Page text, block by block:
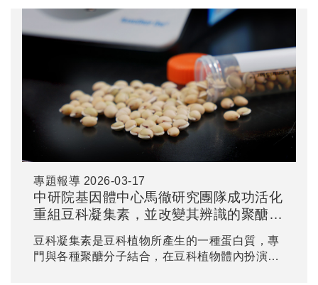
大學研究團隊，完成一項歷時20年的大規模關於
乳癌風險評估的人群研究，研究成果已於2026年
3月發佈於《美國國家科學院院刊》
（Proceedings of the National Academy of
Sciences, PNAS）。
專題報導 2026-03-17
中研院基因體中心馬徹研究團隊成功活化
重組豆科凝集素，並改變其辨識的聚醣種
豆科凝集素是豆科植物所產生的一種蛋白質，專
門與各種聚醣分子結合，在豆科植物體內扮演防